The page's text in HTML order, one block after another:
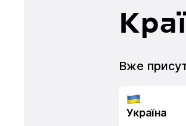
Вже
Україна